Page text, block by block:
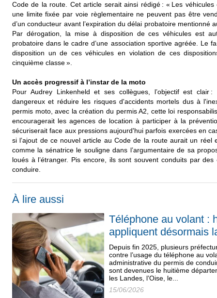
Code de la route. Cet article serait ainsi rédigé : « Les
une limite fixée par voie règlementaire ne peuvent pas être
d’un conducteur avant l’expiration du délai probatoire mentionné
Par dérogation, la mise à disposition de ces véhicules est
probatoire dans le cadre d’une association sportive agréée. Le
disposition un de ces véhicules en violation de ces
cinquième classe ».
Un accès progressif à l’instar de la moto
Pour Audrey Linkenheld et ses collègues, l’objectif est clair
dangereux et réduire les risques d'accidents mortels dus à
permis moto, avec la création du permis A2, cette loi
encouragerait les agences de location à participer à la
sécuriserait face aux pressions aujourd'hui parfois exercées en
si l’ajout de ce nouvel article au Code de la route aurait un réel
comme la sénatrice le souligne dans l’argumentaire de sa
loués à l’étranger. Pis encore, ils sont souvent conduits par
conduire.
À lire aussi
Téléphone au volant :
appliquent désormais
Depuis fin 2025, plusieurs
contre l’usage du téléphone au
administrative du permis de
sont devenues le huitième
les Landes, l’Oise, le...
15/06/2026